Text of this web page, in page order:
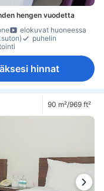
hengen vuodetta
elokuvat huoneessa
puhelin
hinnat
90 m²/969 ft²